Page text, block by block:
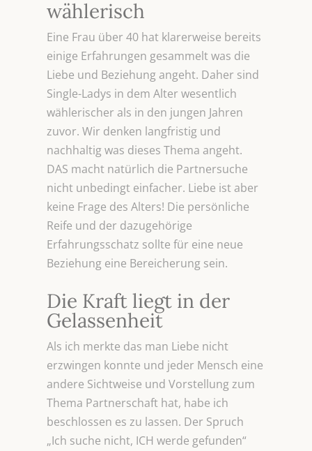
wählerisch
Eine Frau über 40 hat klarerweise bereits
einige Erfahrungen gesammelt was die
Liebe und Beziehung angeht. Daher sind
Single-Ladys in dem Alter wesentlich
wählerischer als in den jungen Jahren
zuvor. Wir denken langfristig und
nachhaltig was dieses Thema angeht.
DAS macht natürlich die Partnersuche
nicht unbedingt einfacher. Liebe ist aber
keine Frage des Alters! Die persönliche
Reife und der dazugehörige
Erfahrungsschatz sollte für eine neue
Beziehung eine Bereicherung sein.
Die Kraft liegt in der
Gelassenheit
Als ich merkte das man Liebe nicht
erzwingen konnte und jeder Mensch eine
andere Sichtweise und Vorstellung zum
Thema Partnerschaft hat, habe ich
beschlossen es zu lassen. Der Spruch
„Ich suche nicht, ICH werde gefunden“